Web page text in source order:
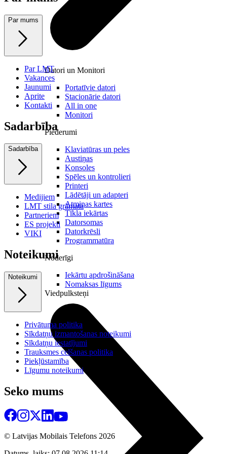
Datori un Monitori
Portatīvie datori
Stacionārie datori
All in one
Monitori
Piederumi
Klaviatūras un peles
Austiņas
Konsoles
Spēles un kontrolieri
Printeri
Lādētāji un adapteri
Atmiņas kartes
Tīkla iekārtas
Datorsomas
Datorkrēsli
Programmatūra
Noderīgi
Iekārtu apdrošināšana
Nomaksas līgums
Viedpulksteņi
Par mums
Par LMT
Vakances
Jaunumi
Aprite
Kontakti
Sadarbība
Sadarbība
Medijiem
LMT stila grāmata
Partneriem
ES projekti
VIKI
Noteikumi
Noteikumi
Privātuma politika
Sīkdatņu izmantošanas noteikumi
Sīkdatņu iestatījumi
Trauksmes celšanas politika
Piekļūstamība
Līgumu noteikumi
Seko mums
© Latvijas Mobilais Telefons 2026